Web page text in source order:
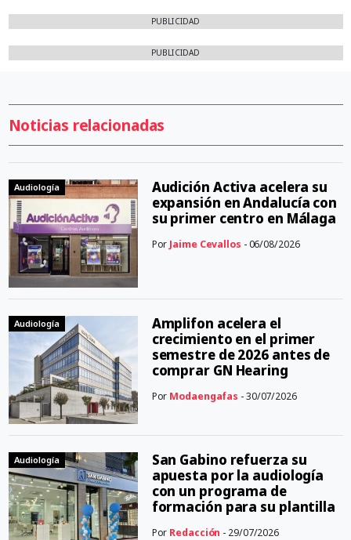
PUBLICIDAD
PUBLICIDAD
Noticias relacionadas
Audiología
Audición Activa acelera su
expansión en Andalucía con
su primer centro en Málaga
Por Jaime Cevallos - 06/08/2026
Audiología
Amplifon acelera el
crecimiento en el primer
semestre de 2026 antes de
comprar GN Hearing
Por Modaengafas - 30/07/2026
Audiología
San Gabino refuerza su
apuesta por la audiología
con un programa de
formación para su plantilla
Por Redacción - 29/07/2026